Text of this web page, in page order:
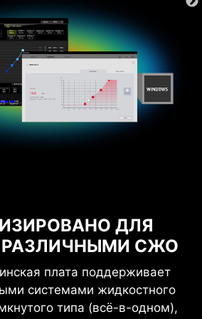
ДЛЯ
РАЗЛИЧНЫМИ СЖО
плата поддерживает
системами жидкостного
типа (всё-в-одном),
интернет-подключение.
ПЕРЕГРУЗОК ПО
платах MSI реализуется
тока для всех
включая USB-порты,